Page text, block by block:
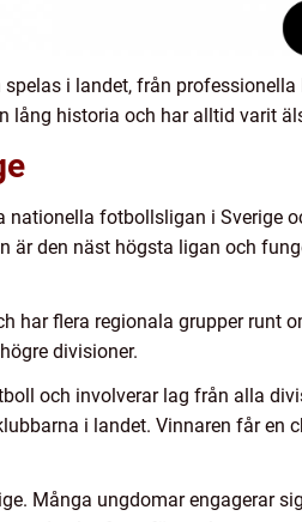
i landet, från
lång historia och har alltid varit
fotbollsligan i Sverige
den näst högsta ligan och
har flera regionala grupper runt
divisioner.
och involverar lag från alla
i landet. Vinnaren får en
Många ungdomar engagerar